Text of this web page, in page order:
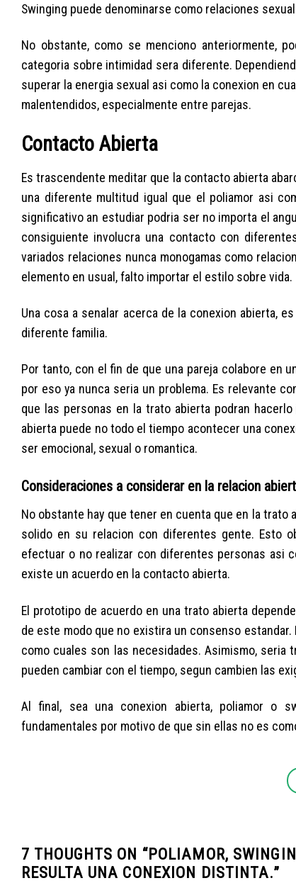
Swinging puede denominarse como relaciones
No obstante, como se menciono anteriormente,
categoria sobre intimidad sera diferente.
superar la energia sexual asi­ como la conexion en
malentendidos, especialmente entre parejas.
Contacto Abierta
Es trascendente meditar que la contacto abierta
una diferente multitud igual que el poliamor asi­
significativo an estudiar podri­a ser no importa el
consiguiente involucra una contacto con
variados relaciones nunca monogamas como
elemento en usual, falto importar el estilo sobre vida.
Una cosa a senalar acerca de la conexion abierta,
diferente familia.
Por tanto, con el fin de que una pareja colabore en
por eso ya nunca seri­a un problema. Es relevante
que las personas en la trato abierta podran
abierta puede no todo el tiempo acontecer una
ser emocional, sexual o romantica.
Consideraciones a considerar en la relacion
No obstante hay que tener en cuenta que en la
solido en su relacion con diferentes gente. Esto
efectuar o no realizar con diferentes personas asi­
existe un acuerdo en la contacto abierta.
El prototipo de acuerdo en una trato abierta
de este modo que no existira un consenso
como cuales son las necesidades. Asimismo,
pueden cambiar con el tiempo, segun cambien las
Al final, sea una conexion abierta, poliamor o
fundamentales por motivo de que sin ellas no es
7 THOUGHTS ON “POLIAMOR,
RESULTA UNA CONEXION DISTINTA.”